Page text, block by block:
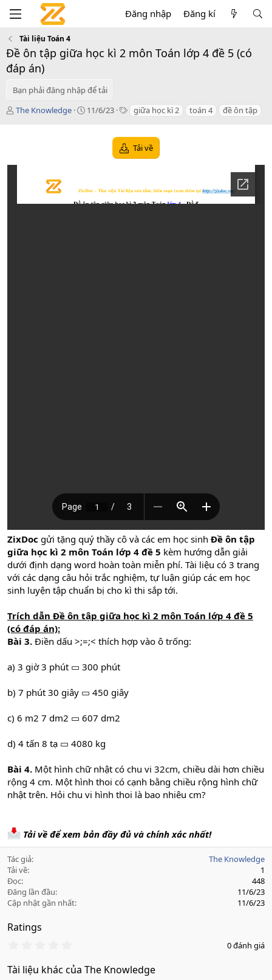
Đăng nhập Đăng kí
Tài liệu Toán 4
Đề ôn tập giữa học kì 2 môn Toán lớp 4 đề 5 (có
đáp án)
Bạn phải đăng nhập để tải
T
ả
The Knowledge
C11/6/23
T giữa học kì 2 toán 4 đề ôn tập
Tải về
ZixDoc gửi tặng quý thầy cô và các em học sinh Đề ôn tập
giữa học kì 2 môn Toán lớp 4 đề 5 kèm hướng dẫn giải
dưới định dạng word hoàn toàn miễn phí. Tài liệu có 3 trang
với các dạng câu hỏi trắc nghiệm, tự luận giúp các em học
sinh luyện tập chuẩn bị cho kì thi sắp tới.
Trích dẫn Đề ôn tập giữa học kì 2 môn Toán lớp 4 đề 5
(có đáp án):
Bài 3. Điền dấu >;=;< thích hợp vào ô trống:
a) 3 giờ 3 phút ▭ 300 phút
b) 7 phút 30 giây ▭ 450 giây
c) 6 m2 7 dm2 ▭ 607 dm2
d) 4 tấn 8 tạ ▭ 4080 kg
Bài 4. Một hình chữ nhật có chu vi 32cm, chiều dài hơn chiều
rộng 4 cm. Một hình thoi có cạnh bằng chiều rộng hình chữ
nhật trên. Hỏi chu vi hình thoi là bao nhiêu cm?
Tải về để xem bản đầy đủ và chính xác nhất!
Tác giả
The Knowledge
Tải về
1
Đọc
448
Đăng lần đầu
11/6/23
Cập nhật gần nhất
11/6/23
Ratings
0
0
0 đánh giá
Tài liệu khác của The Knowledge